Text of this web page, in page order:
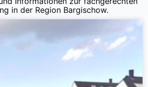
in der Region Bargischow.